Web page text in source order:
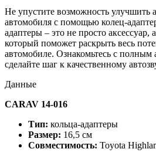
Не упустите возможность улучшить
автомобиля с помощью колец-
адаптеры – это не просто аксессуар,
который поможет раскрыть весь
автомобиле. Ознакомьтесь с полным
сделайте шаг к качественному
Данные
CARAV 14-016
Тип: кольца-адаптеры
Размер: 16,5 см
Совместимость: Toyota